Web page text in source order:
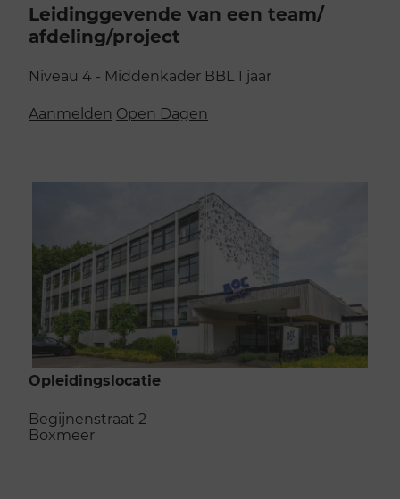
Leidinggevende van een team/​
afdeling/​project
Niveau 4 - Middenkader BBL 1 jaar
Aanmelden Open Dagen
Opleidingslocatie
Begijnenstraat 2
Boxmeer